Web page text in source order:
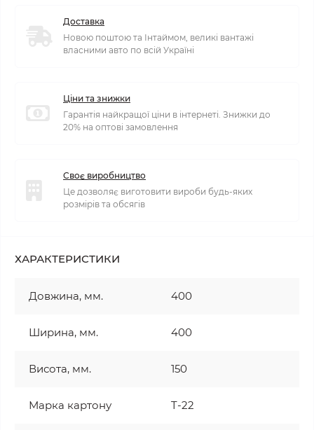
Доставка
Новою поштою та Інтаймом, великі вантажі
власними авто по всій Україні
Ціни та знижки
Гарантія найкращої ціни в інтернеті. Знижки до
20% на оптові замовлення
Своє виробництво
Це дозволяє виготовити вироби будь-яких
розмірів та обсягів
ХАРАКТЕРИСТИКИ
Довжина, мм. 400
Ширина, мм. 400
Висота, мм. 150
Марка картону T-22